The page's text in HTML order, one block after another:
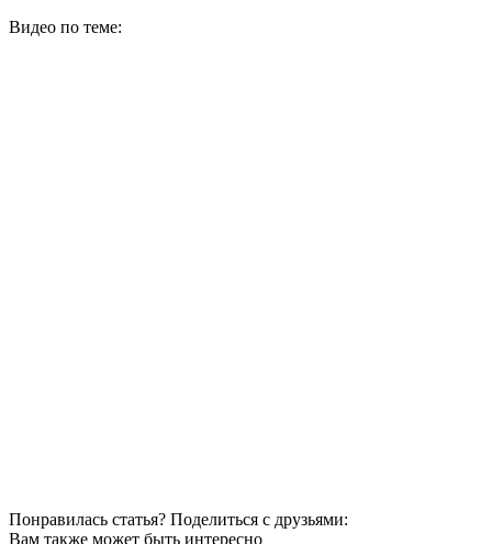
Видео по теме:
Понравилась статья? Поделиться с друзьями:
Вам также может быть интересно